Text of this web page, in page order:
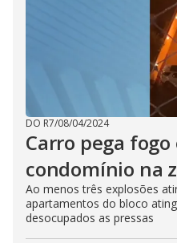
DO R7/08/04/2024
Carro pega
condomínio na
Ao menos três explosões
apartamentos do bloco
desocupados as pressas